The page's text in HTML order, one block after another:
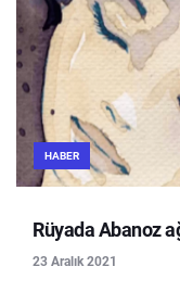
HABER
Rüyada Abanoz
23 Aralık 2021